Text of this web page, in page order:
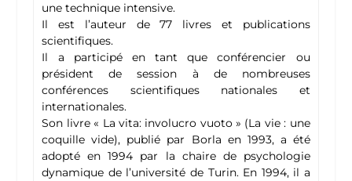
une technique intensive.
Il est l’auteur de 77 livres et publications
scientifiques.
Il a participé en tant que conférencier ou
président de session à de nombreuses
conférences scientifiques nationales et
internationales.
Son livre « La vita: involucro vuoto » (La vie : une
coquille vide), publié par Borla en 1993, a été
adopté en 1994 par la chaire de psychologie
dynamique de l’université de Turin. En 1994, il a